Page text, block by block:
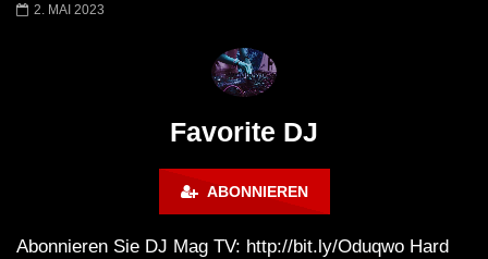
Maravilla @ Tecate Pal Norte
2023 Monterrey NL 3 31 23
2. MAI 2023
Favorite DJ
ABONNIEREN
Abonnieren Sie DJ Mag TV: http://bit.ly/Oduqwo Hard